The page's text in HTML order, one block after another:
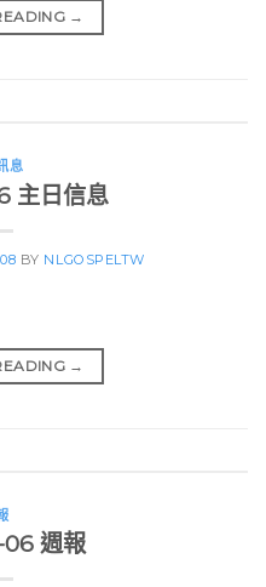
→
息
主日信息
BY NLGOSPELTW
→
週報